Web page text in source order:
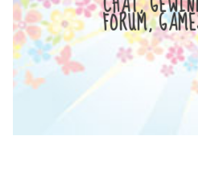
FORUM,